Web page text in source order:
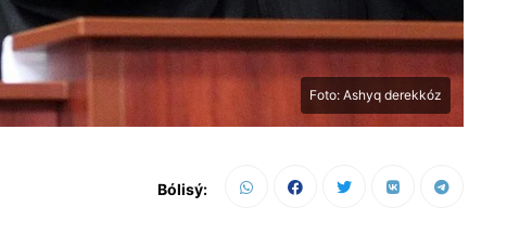
Foto: Ashyq derekkóz
Bólisý: